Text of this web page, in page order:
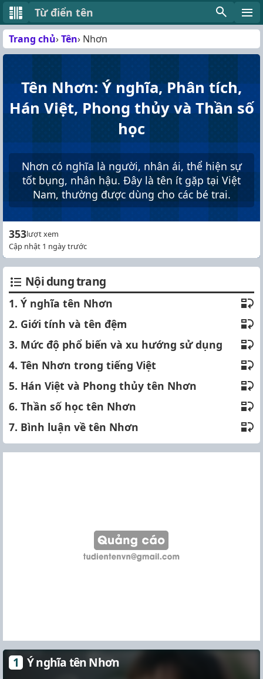
Từ điển tên
Trang chủ Tên Nhơn
Tên Nhơn: Ý nghĩa, Phân tích,
Hán Việt, Phong thủy và Thần số
học
Nhơn có nghĩa là người, nhân ái, thể hiện sự
tốt bụng, nhân hậu. Đây là tên ít gặp tại Việt
Nam, thường được dùng cho các bé trai.
353lượt xem
Cập nhật 1 ngày trước
Nội dung trang
1. Ý nghĩa tên Nhơn
2. Giới tính và tên đệm
3. Mức độ phổ biến và xu hướng sử dụng
4. Tên Nhơn trong tiếng Việt
5. Hán Việt và Phong thủy tên Nhơn
6. Thần số học tên Nhơn
7. Bình luận về tên Nhơn
Ý nghĩa tên Nhơn